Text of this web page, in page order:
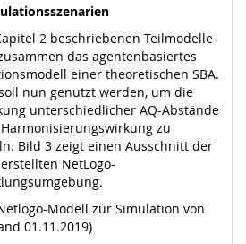
2 beschriebenen Teilmodelle
das agentenbasiertes
einer theoretischen SBA.
nun genutzt werden, um die
unterschiedlicher AQ-Abstände
zu
Bild 3 zeigt einen Ausschnitt der
NetLogo-
Modell zur Simulation von
01.11.2019)